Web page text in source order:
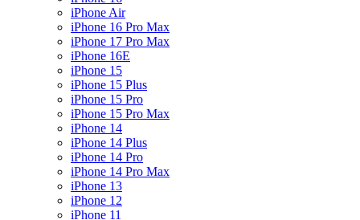
iPhone Air
iPhone 16 Pro Max
iPhone 17 Pro Max
iPhone 16E
iPhone 15
iPhone 15 Plus
iPhone 15 Pro
iPhone 15 Pro Max
iPhone 14
iPhone 14 Plus
iPhone 14 Pro
iPhone 14 Pro Max
iPhone 13
iPhone 12
iPhone 11